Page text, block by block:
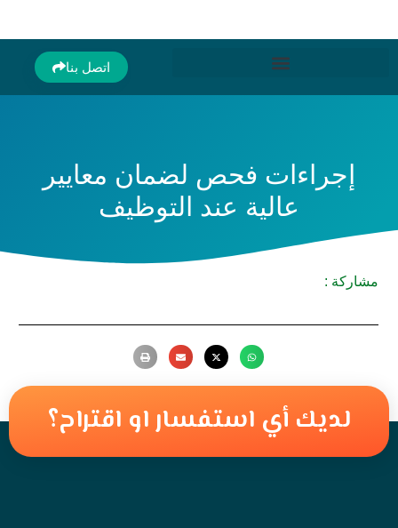
اتصل بنا
إجراءات فحص لضمان معايير
عالية عند التوظيف
مشاركة :
لديك أي استفسار او اقتراح؟